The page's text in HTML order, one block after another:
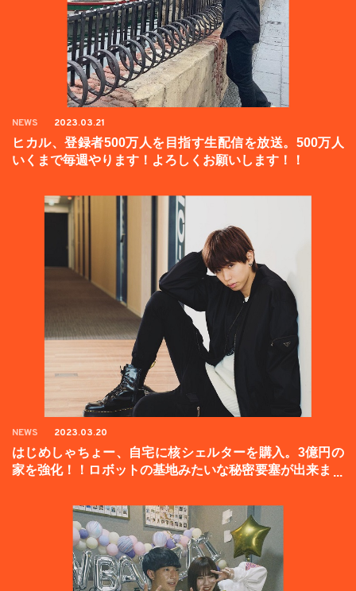
NEWS 2023.03.21
ヒカル、登録者500万人を目指す生配信を放送。500万人
いくまで毎週やります！よろしくお願いします！！
NEWS 2023.03.20
はじめしゃちょー、自宅に核シェルターを購入。3億円の
家を強化！！ロボットの基地みたいな秘密要塞が出来まし